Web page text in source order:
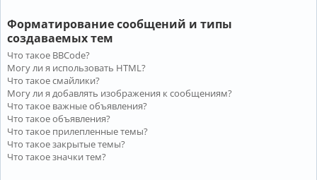
Форматирование сообщений и типы
создаваемых тем
Что такое BBCode?
Могу ли я использовать HTML?
Что такое смайлики?
Могу ли я добавлять изображения к сообщениям?
Что такое важные объявления?
Что такое объявления?
Что такое прилепленные темы?
Что такое закрытые темы?
Что такое значки тем?